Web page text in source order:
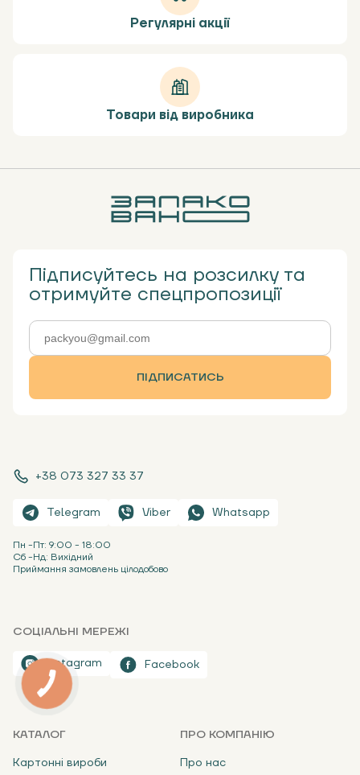
Регулярні акції
Товари від виробника
+38 073 327 33 37
Telegram Viber Whatsapp
Пн -Пт: 9:00 - 18:00
Сб -Нд: Вихідний
Приймання замовлень цілодобово
СОЦІАЛЬНІ МЕРЕЖІ
Instagram Facebook
КАТАЛОГ
Картонні вироби
ПРО КОМПАНІЮ
Про нас
Підписуйтесь на розсилку та
отримуйте спецпропозиції
ПІДПИСАТИСЬ